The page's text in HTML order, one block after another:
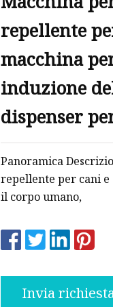
repellente
macchina
induzione
dispenser
ambienti
Panoramica
repellente per cani
il corpo umano,
Invia